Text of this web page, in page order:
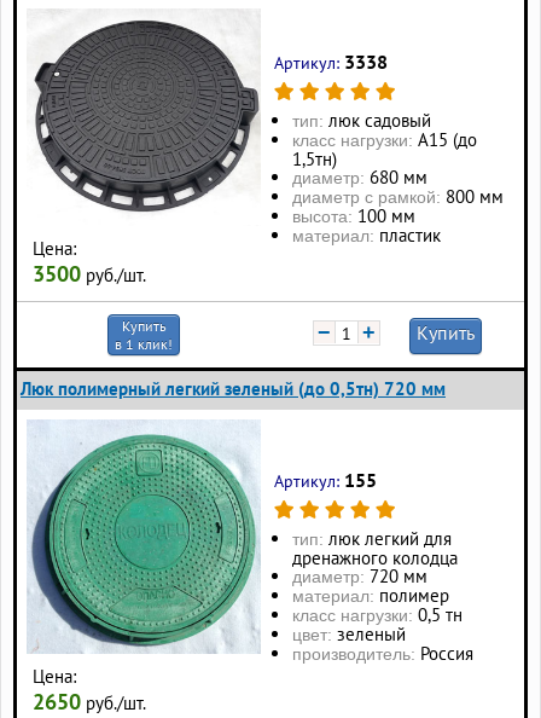
Цена:
3500 руб./шт.
Артикул: 3338
тип: люк садовый
класс нагрузки: А15 (до
1,5тн)
диаметр: 680 мм
диаметр с рамкой: 800 мм
высота: 100 мм
материал: пластик
Купить
в 1 клик!
− + Купить
Люк полимерный легкий зеленый (до 0,5тн) 720 мм
Цена:
2650 руб./шт.
Артикул: 155
тип: люк легкий для
дренажного колодца
диаметр: 720 мм
материал: полимер
класс нагрузки: 0,5 тн
цвет: зеленый
производитель: Россия